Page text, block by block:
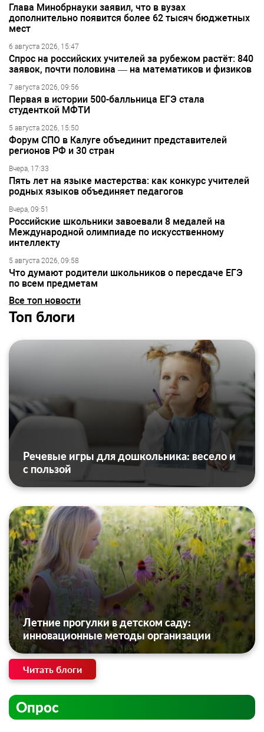
Глава Минобрнауки заявил, что в вузах
дополнительно появится более 62 тысяч бюджетных
мест
6 августа 2026, 15:47
Спрос на российских учителей за рубежом растёт: 840
заявок, почти половина — на математиков и физиков
7 августа 2026, 09:56
Первая в истории 500-балльница ЕГЭ стала
студенткой МФТИ
5 августа 2026, 15:50
Форум СПО в Калуге объединит представителей
регионов РФ и 30 стран
Вчера, 17:33
Пять лет на языке мастерства: как конкурс учителей
родных языков объединяет педагогов
Вчера, 09:51
Российские школьники завоевали 8 медалей на
Международной олимпиаде по искусственному
интеллекту
5 августа 2026, 09:58
Что думают родители школьников о пересдаче ЕГЭ
по всем предметам
Все топ новости
Топ блоги
Речевые игры для дошкольника: весело и
с пользой
Летние прогулки в детском саду:
инновационные методы организации
Читать блоги
Опрос